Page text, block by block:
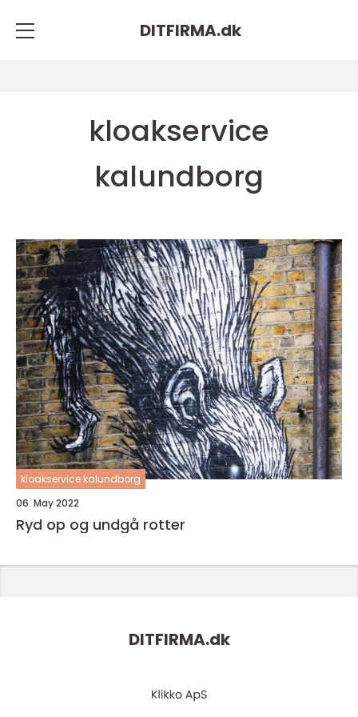
DITFIRMA.dk
kloakservice
kalundborg
kloakservice kalundborg
06. May 2022
Ryd op og undgå rotter
DITFIRMA.dk